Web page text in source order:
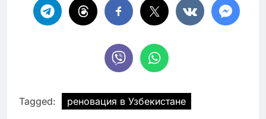
Tagged: реновация в Узбекистане